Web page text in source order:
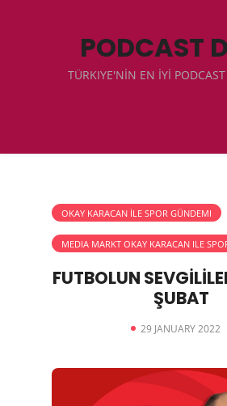
PODCAST
TÜRKIYE'NİN EN İYİ
OKAY KARACAN İLE SPOR GÜNDEMI
MEDIA MARKT OKAY KARACAN ILE
FUTBOLUN
ŞUBAT
29 JANUARY 2022